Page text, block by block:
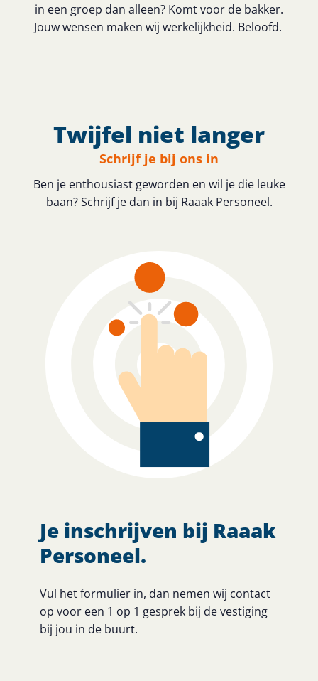
in een groep dan alleen? Komt voor de bakker.
Jouw wensen maken wij werkelijkheid. Beloofd.
Twijfel niet langer
Schrijf je bij ons in
Ben je enthousiast geworden en wil je die leuke
baan? Schrijf je dan in bij Raaak Personeel.
Je inschrijven bij Raaak
Personeel.
Vul het formulier in, dan nemen wij contact
op voor een 1 op 1 gesprek bij de vestiging
bij jou in de buurt.